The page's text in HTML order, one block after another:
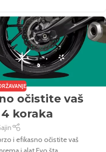
očistite vaš
koraka
i efikasno očistite vaš